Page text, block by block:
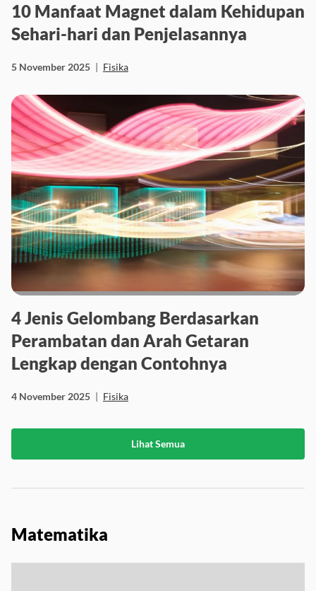
10 Manfaat Magnet dalam Kehidupan
Sehari-hari dan Penjelasannya
5 November 2025 | Fisika
4 Jenis Gelombang Berdasarkan
Perambatan dan Arah Getaran
Lengkap dengan Contohnya
4 November 2025 | Fisika
Lihat Semua
Matematika